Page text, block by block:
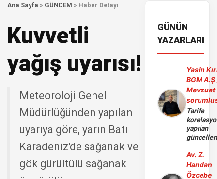
Ana Sayfa » GÜNDEM » Haber Detayı
Kuvvetli
yağış uyarısı!
Meteoroloji Genel
Müdürlüğünden yapılan
uyarıya göre, yarın Batı
Karadeniz'de sağanak ve
gök gürültülü sağanak
GÜNÜN
YAZARLARI
Yasin
BGM A.Ş
Mevzuat
Tarife
yapılan
Av. Z.
Handan
Özcebe